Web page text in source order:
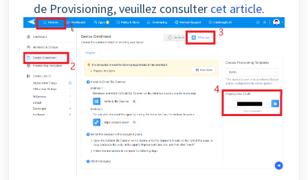
de Provisioning, veuillez consulter cet article.